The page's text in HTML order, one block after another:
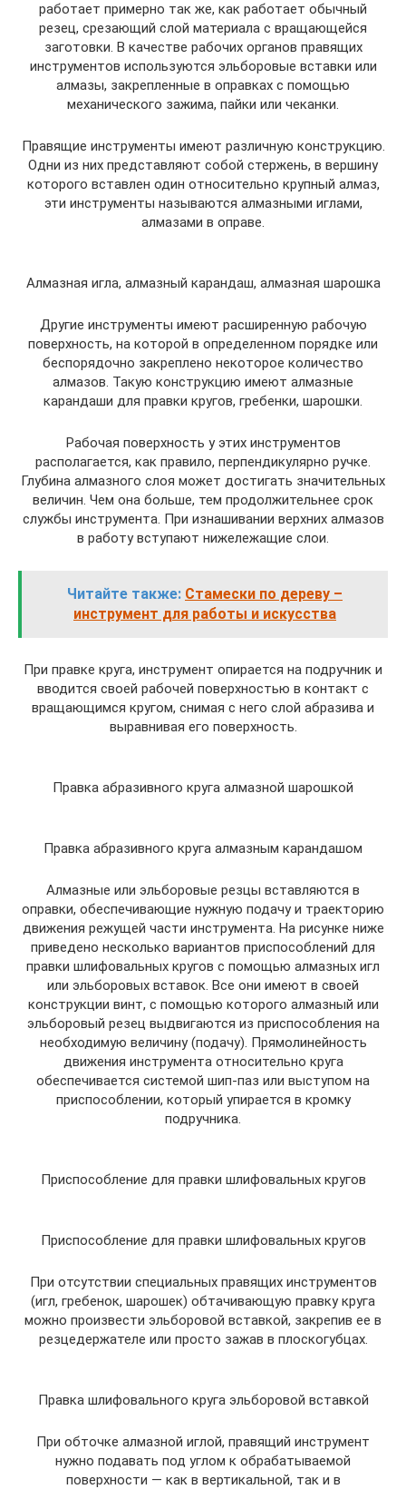
работает примерно так же, как работает обычный
резец, срезающий слой материала с вращающейся
заготовки. В качестве рабочих органов правящих
инструментов используются эльборовые вставки или
алмазы, закрепленные в оправках с помощью
механического зажима, пайки или чеканки.
Правящие инструменты имеют различную конструкцию.
Одни из них представляют собой стержень, в вершину
которого вставлен один относительно крупный алмаз,
эти инструменты называются алмазными иглами,
алмазами в оправе.
Алмазная игла, алмазный карандаш, алмазная шарошка
Другие инструменты имеют расширенную рабочую
поверхность, на которой в определенном порядке или
беспорядочно закреплено некоторое количество
алмазов. Такую конструкцию имеют алмазные
карандаши для правки кругов, гребенки, шарошки.
Рабочая поверхность у этих инструментов
располагается, как правило, перпендикулярно ручке.
Глубина алмазного слоя может достигать значительных
величин. Чем она больше, тем продолжительнее срок
службы инструмента. При изнашивании верхних алмазов
в работу вступают нижележащие слои.
Читайте также: Стамески по дереву –
инструмент для работы и искусства
При правке круга, инструмент опирается на подручник и
вводится своей рабочей поверхностью в контакт с
вращающимся кругом, снимая с него слой абразива и
выравнивая его поверхность.
Правка абразивного круга алмазной шарошкой
Правка абразивного круга алмазным карандашом
Алмазные или эльборовые резцы вставляются в
оправки, обеспечивающие нужную подачу и траекторию
движения режущей части инструмента. На рисунке ниже
приведено несколько вариантов приспособлений для
правки шлифовальных кругов с помощью алмазных игл
или эльборовых вставок. Все они имеют в своей
конструкции винт, с помощью которого алмазный или
эльборовый резец выдвигаются из приспособления на
необходимую величину (подачу). Прямолинейность
движения инструмента относительно круга
обеспечивается системой шип-паз или выступом на
приспособлении, который упирается в кромку
подручника.
Приспособление для правки шлифовальных кругов
Приспособление для правки шлифовальных кругов
При отсутствии специальных правящих инструментов
(игл, гребенок, шарошек) обтачивающую правку круга
можно произвести эльборовой вставкой, закрепив ее в
резцедержателе или просто зажав в плоскогубцах.
Правка шлифовального круга эльборовой вставкой
При обточке алмазной иглой, правящий инструмент
нужно подавать под углом к обрабатываемой
поверхности — как в вертикальной, так и в